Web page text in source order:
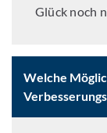
Glück noch
Welche